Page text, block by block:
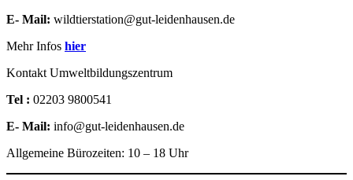
E- Mail: wildtierstation@gut-leidenhausen.de
Mehr Infos hier
Kontakt Umweltbildungszentrum
Tel : 02203 9800541
E- Mail: info@gut-leidenhausen.de
Allgemeine Bürozeiten: 10 – 18 Uhr